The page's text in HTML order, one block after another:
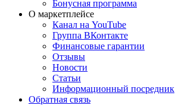
Бонусная программа
О маркетплейсе
Канал на YouTube
Группа ВКонтакте
Финансовые гарантии
Отзывы
Новости
Статьи
Информационный посредник
Обратная связь